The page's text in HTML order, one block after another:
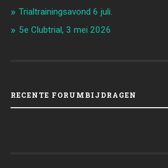
Trialtrainingsavond 6 juli.
5e Clubtrial, 3 mei 2026
RECENTE FORUMBIJDRAGEN